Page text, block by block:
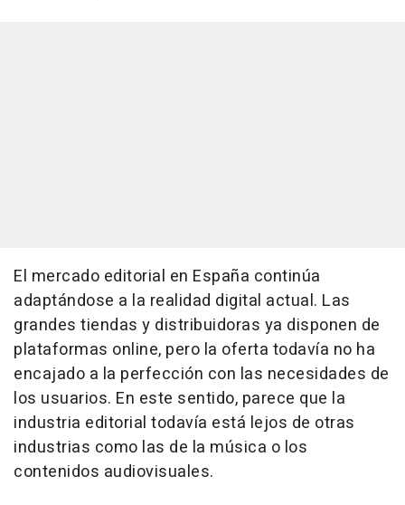
El mercado editorial en España continúa
adaptándose a la realidad digital actual. Las
grandes tiendas y distribuidoras ya disponen de
plataformas online, pero la oferta todavía no ha
encajado a la perfección con las necesidades de
los usuarios. En este sentido, parece que la
industria editorial todavía está lejos de otras
industrias como las de la música o los
contenidos audiovisuales.